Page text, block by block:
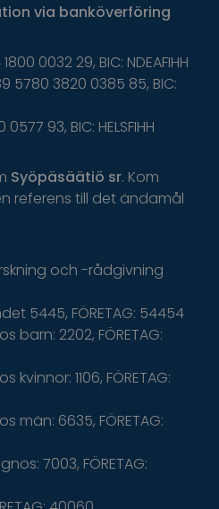
via banköverföring
0032 29, BIC: NDEAFIHH
5780 3820 0385 85, BIC:
0577 93, BIC: HELSFIHH
Syöpäsäätiö sr. Kom
referens till det ändamål
och -rådgivning
5445, FÖRETAG: 54454
barn: 2202, FÖRETAG:
1106, FÖRETAG:
män: 6635, FÖRETAG:
7003, FÖRETAG: